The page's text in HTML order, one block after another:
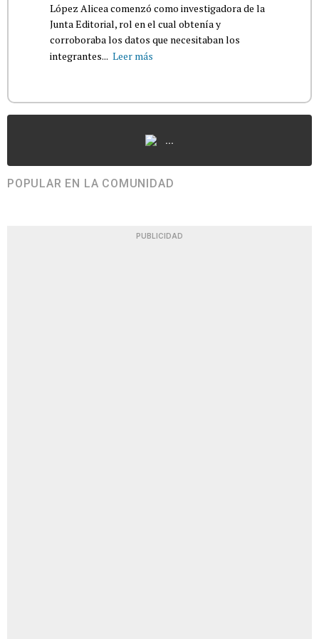
López Alicea comenzó como investigadora de la
Junta Editorial, rol en el cual obtenía y
corroboraba los datos que necesitaban los
integrantes... Leer más
...
POPULAR EN LA COMUNIDAD
PUBLICIDAD